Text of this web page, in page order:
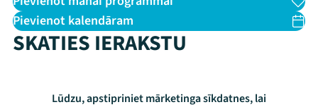
Pievienot kalendāram
SKATIES IERAKSTU
Lūdzu, apstipriniet mārketinga sīkdatnes, lai